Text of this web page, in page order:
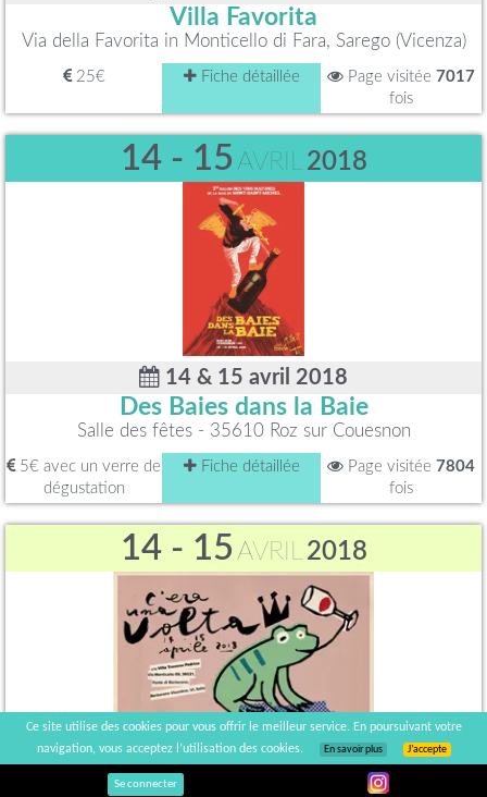
Villa Favorita
Via della Favorita in Monticello di Fara, Sarego (Vicenza)
25€ Fiche détaillée Page visitée 7017
fois
14 - 15 AVRIL 2018
14 & 15 avril 2018
Des Baies dans la Baie
Salle des fêtes - 35610 Roz sur Couesnon
5€ avec un verre de
dégustation
Fiche détaillée Page visitée 7804
fois
14 - 15 AVRIL2018
14 & 15 avril 2018
Se connecter
Ce site utilise des cookies pour vous offrir le meilleur service. En poursuivant votre
navigation, vous acceptez l’utilisation des cookies.
En savoir plus J’accepte